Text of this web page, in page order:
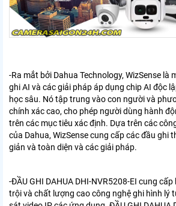
-Ra mắt bởi Dahua Technology, WizSense là
ghi AI và các giải pháp áp dụng chip AI độc
học sâu. Nó tập trung vào con người và
chính xác cao, cho phép người dùng hành
trên các mục tiêu xác định. Dựa trên các
của Dahua,WizSense cung cấp các đầu ghi
giản và toàn diện và các giải pháp.
-ĐẦU GHI DAHUA DHI-NVR5208-EI cung
trội và chất lượng caocông nghệ ghi hình lý